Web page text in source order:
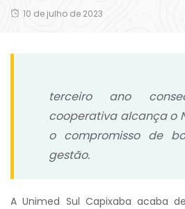
10 de julho de 2023
terceiro ano
cooperativa alcança o
o compromisso de
gestão.
A Unimed Sul Capixaba acaba